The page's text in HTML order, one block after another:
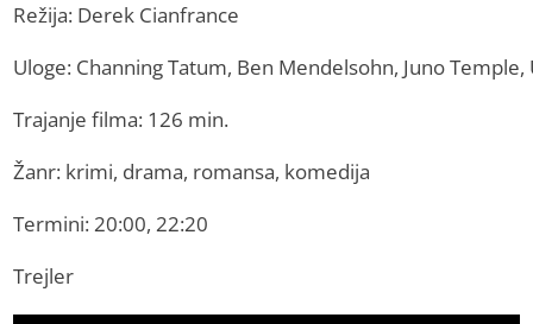
Režija: Derek Cianfrance
Uloge: Channing Tatum, Ben Mendelsohn, Juno Temple,
Trajanje filma: 126 min.
Žanr: krimi, drama, romansa, komedija
Termini: 20:00, 22:20
Trejler